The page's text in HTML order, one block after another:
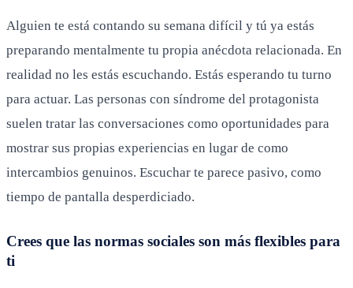
Alguien te está contando su semana difícil y tú ya estás
preparando mentalmente tu propia anécdota relacionada. En
realidad no les estás escuchando. Estás esperando tu turno
para actuar. Las personas con síndrome del protagonista
suelen tratar las conversaciones como oportunidades para
mostrar sus propias experiencias en lugar de como
intercambios genuinos. Escuchar te parece pasivo, como
tiempo de pantalla desperdiciado.
Crees que las normas sociales son más flexibles para
ti